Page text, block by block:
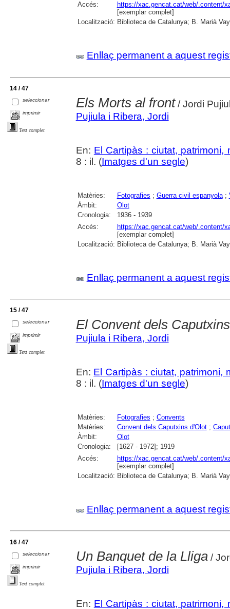
Accés:
https://xac.gencat.cat/web/.content/
[exemplar complet]
Localització: Biblioteca de Catalunya; B. Marià
Enllaç permanent a aquest
14 / 47
seleccionar
imprimir
Text complet
Els Morts al front/ Jordi
Pujiula i Ribera, Jordi
En: El Cartipàs : ciutat, patrimoni,
8 : il. (Imatges d'un segle)
Matèries: Fotografies ; Guerra civil espanyola;
Àmbit:
Olot
Cronologia:
1936 - 1939
Accés:
https://xac.gencat.cat/web/.content/
[exemplar complet]
Localització: Biblioteca de Catalunya; B. Marià
Enllaç permanent a aquest
15 / 47
seleccionar
imprimir
Text complet
El Convent dels Caputxins
Pujiula i Ribera, Jordi
En: El Cartipàs : ciutat, patrimoni,
8 : il. (Imatges d'un segle)
Matèries: Fotografies ; Convents
Matèries:
Convent dels Caputxins d'Olot;
Àmbit:
Olot
Cronologia:
[1627 - 1972]; 1919
Accés:
https://xac.gencat.cat/web/.content/
[exemplar complet]
Localització: Biblioteca de Catalunya; B. Marià
Enllaç permanent a aquest
16 / 47
seleccionar
imprimir
Text complet
Un Banquet de la Lliga/
Pujiula i Ribera, Jordi
En: El Cartipàs : ciutat, patrimoni,